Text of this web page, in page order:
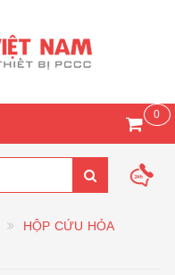
0
HỘP CỨU HỎA